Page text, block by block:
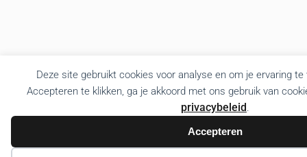
Deze site gebruikt cookies voor analyse en om je ervaring
Accepteren te klikken, ga je akkoord met ons gebruik van
privacybeleid.
Accepteren